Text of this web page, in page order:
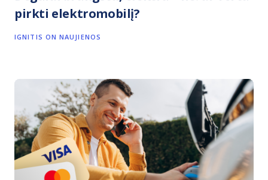
pirkti elektromobilį?
IGNITIS ON NAUJIENOS